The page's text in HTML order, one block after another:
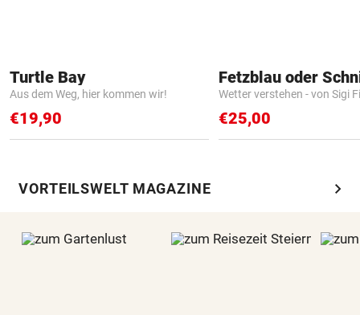
Turtle Bay
Aus dem Weg, hier kommen wir!
€19,90
Fetzblau oder
Wetter verstehen - von Sigi
€25,00
VORTEILSWELT MAGAZINE chevron_right